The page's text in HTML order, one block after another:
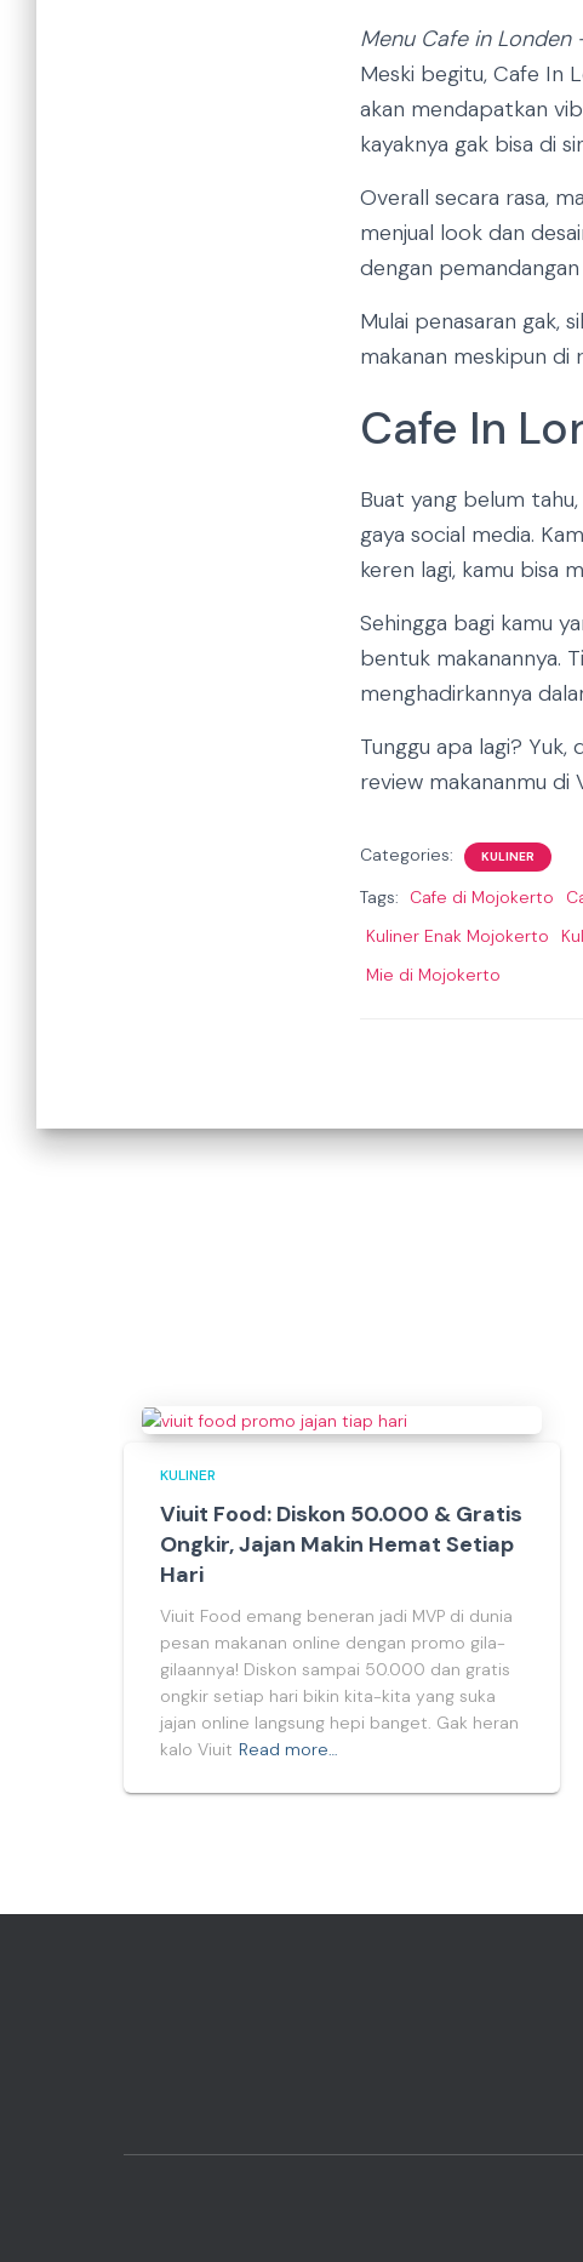
Menu Cafe in Londen
Meski begitu, Cafe In
akan mendapatkan
kayaknya gak bisa di
Overall secara rasa,
menjual look dan
dengan
Mulai penasaran gak,
makanan meskipun di
Cafe In
Buat yang belum tahu,
gaya social media.
keren lagi, kamu bisa
Sehingga bagi kamu
bentuk makanannya.
menghadirkannya
Tunggu apa lagi?
review makananmu di
Categories: KULINER
Tags: Cafe di Mojokerto
Kuliner Enak Mojokerto
Mie di Mojokerto
KULINER
Viuit Food: Diskon 50.000 & Gratis
Ongkir, Jajan Makin Hemat Setiap
Hari
Viuit Food emang beneran jadi MVP di dunia
pesan makanan online dengan promo gila-
gilaannya! Diskon sampai 50.000 dan gratis
ongkir setiap hari bikin kita-kita yang suka
jajan online langsung hepi banget. Gak heran
kalo Viuit Read more…